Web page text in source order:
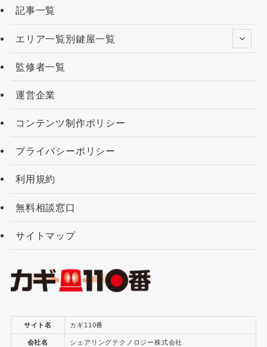
記事一覧
エリア一覧別鍵屋一覧
監修者一覧
運営企業
コンテンツ制作ポリシー
プライバシーポリシー
利用規約
無料相談窓口
サイトマップ
サイト名 カギ110番
会社名 シェアリングテクノロジー株式会社